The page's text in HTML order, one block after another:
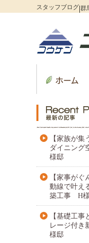
スタッフブログ|群
【家族が集
ダイニン
様邸
【家事がぐ
動線で叶え
築工事 H
【基礎工
レージ付
様邸